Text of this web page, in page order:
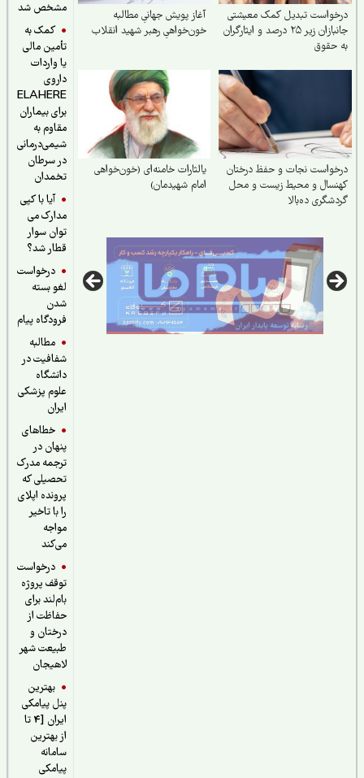
مشخص شد
کمک به
تأمین مالی
یا واردات
ELAHERE
برای بیماران
مقاوم به
شیمی‌درمانی
در سرطان
تخمدان
آیا با کپی
مدارک می
توان سوار
قطار شد؟
درخواست
لغو بسته
فرودگاه پیام
مطالبه
شفافیت در
دانشگاه
علوم پزشکی
خطاهای
پنهان در
ترجمه مدرک
تحصیلی که
پرونده اپلای
را با تاخیر
درخواست
توقف پروژه
بام‌لند برای
حفاظت از
درختان و
طبیعت شهر
لاهیجان
بهترین
پنل پیامکی
ایران [4 تا
از بهترین
سامانه
پیامکی
تبدیل کمک معیشتی
جانبازان زیر ۲۵ درصد و ایثارگران
حقوق
آغاز پویش جهانیِ مطالبه
خون‌خواهیِ رهبر شهید انقلاب
نجات و حفظ درختان
و محیط زیست و محل
ده‌بالا
یالثارات خامنه‌ای (خون‌خواهی
امام شهیدمان)